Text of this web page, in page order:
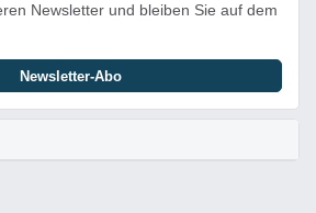
Newsletter und bleiben Sie auf dem
Newsletter-Abo